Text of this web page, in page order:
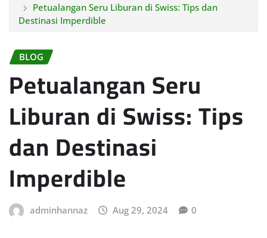
Petualangan Seru Liburan di Swiss: Tips dan
Destinasi Imperdible
BLOG
Petualangan Seru
Liburan di Swiss: Tips
dan Destinasi
Imperdible
adminhannaz Aug 29, 2024 0